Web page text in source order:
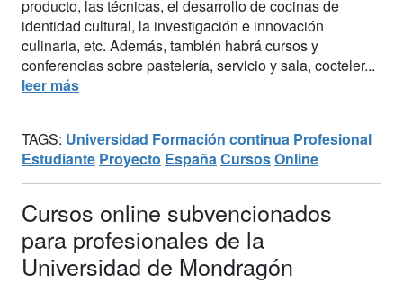
producto, las técnicas, el desarrollo de cocinas de
identidad cultural, la investigación e innovación
culinaria, etc. Además, también habrá cursos y
conferencias sobre pastelería, servicio y sala, cocteler...
leer más
TAGS: Universidad Formación continua Profesional
Estudiante Proyecto España CursosOnline
Cursos online subvencionados
para profesionales de la
Universidad de Mondragón